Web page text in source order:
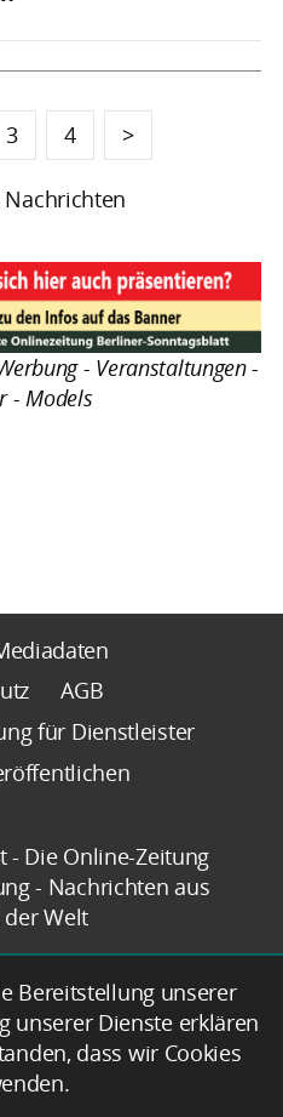
3 4 >
Nachrichten
- Veranstaltungen -
- Models
AGB
für Dienstleister
- Die Online-Zeitung
- Nachrichten aus
Welt
Bereitstellung unserer
unserer Dienste erklären
dass wir Cookies